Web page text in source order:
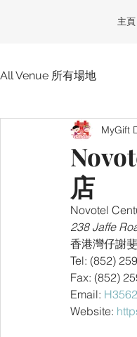
主頁
All Venue 所有場地
店
MyGift
Novotel
238 Jaffe
香港灣仔謝
Tel: (852)
Fax: (852)
Email:
Website: